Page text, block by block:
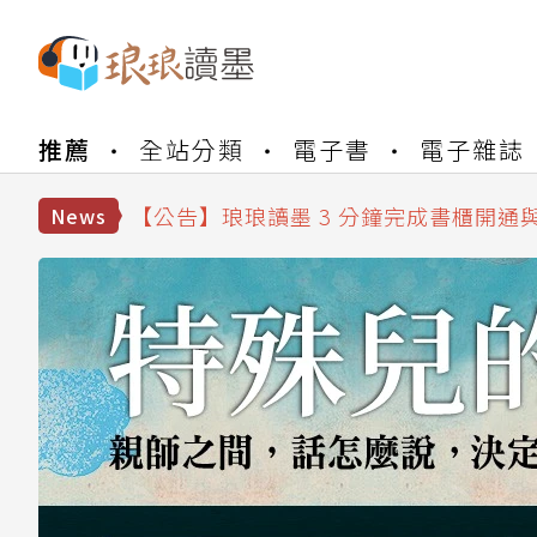
推薦 全站分類 電子書 電子雜誌
News
【公告】琅琅讀墨數位閱讀資產合併與
【公告】琅琅讀墨 3 分鐘完成書櫃開
【公告】琅琅讀墨數位閱讀資產合併與